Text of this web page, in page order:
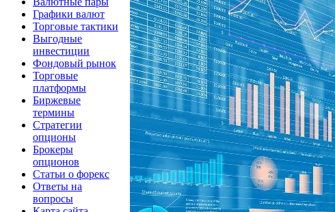
Графики валют
Торговые тактики
Выгодные
инвестиции
Фондовый рынок
Торговые
платформы
Биржевые
термины
Стратегии
опционы
Брокеры
опционов
Статьи о форекс
Ответы на
вопросы